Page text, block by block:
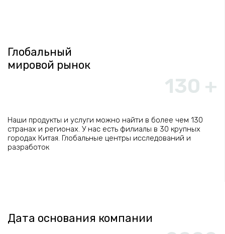
Глобальный
мировой рынок
130 +
Наши продукты и услуги можно найти в более чем 130
странах и регионах. У нас есть филиалы в 30 крупных
городах Китая. Глобальные центры исследований и
разработок
Дата основания компании